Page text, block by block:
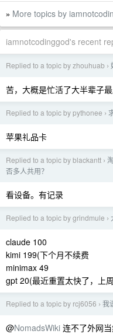
» More topics by
iamnotcodinggod's recent
Replied to a topic by zhouhuab ›
苦，大概是忙活了大半辈子
Replied to a topic by pythonee ›
苹果礼品卡
Replied to a topic by blackantt ›
否多人共用？
看设备。有记录
Replied to a topic by grindmule ›
claude 100
kimi 199(下个月不续费
minimax 49
gpt 20(最近重置太快了，上
Replied to a topic by rcj6056 › 我
@NomadsWiki 连不了外网当